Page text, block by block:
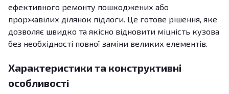
ефективного ремонту пошкоджених або
проржавілих ділянок підлоги. Це готове рішення, яке
дозволяє швидко та якісно відновити міцність кузова
без необхідності повної заміни великих елементів.
Характеристики та конструктивні
особливості